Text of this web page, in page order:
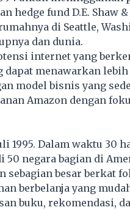
hedge fund D.E. Shaw &
di Seattle,
dan dunia.
internet yang
menawarkan
model bisnis yang
Amazon dengan
1995. Dalam waktu 30
50 negara bagian di
sebagian besar berkat
berbelanja yang
buku, rekomendasi,